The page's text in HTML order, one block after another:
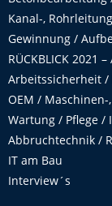
Kanal-,
Gewinnung /
RÜCKBLICK 2021 –
Arbeitssicherheit
OEM /
Wartung / Pflege /
Abbruchtechnik /
IT am Bau
Interview´s